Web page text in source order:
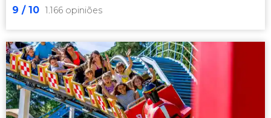
9 / 10 1.166 opiniões
9


1.166 opiniões
free tour por Madrid